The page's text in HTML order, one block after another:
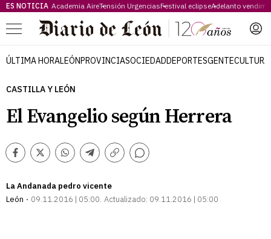
ES NOTICIA Academia AireTensión UrgenciasFestival eclipseAdelanto
Menú
ÚLTIMA HORALEÓNPROVINCIASOCIEDADDEPORTESGENTECULTURA
CASTILLA Y LEÓN
El Evangelio según Herrera
Facebook
TwitterWhatsappTelegram
Copiar
Comentarios
La Andanada pedro vicente
León
09.11.2016 | 05:00 Actualizado: 09.11.2016 | 05:00